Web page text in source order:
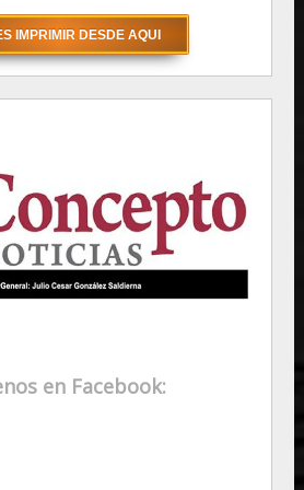
en Facebook: